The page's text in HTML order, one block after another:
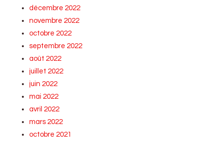
décembre 2022
novembre 2022
octobre 2022
septembre 2022
août 2022
juillet 2022
juin 2022
mai 2022
avril 2022
mars 2022
octobre 2021